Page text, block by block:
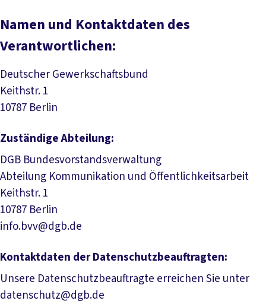
Namen und Kontaktdaten des
Verantwortlichen:
Deutscher Gewerkschaftsbund
Keithstr. 1
10787 Berlin
Zuständige Abteilung:
DGB Bundesvorstandsverwaltung
Abteilung Kommunikation und Öffentlichkeitsarbeit
Keithstr. 1
10787 Berlin
info.bvv@dgb.de
Kontaktdaten der Datenschutzbeauftragten:
Unsere Datenschutzbeauftragte erreichen Sie unter
datenschutz@dgb.de